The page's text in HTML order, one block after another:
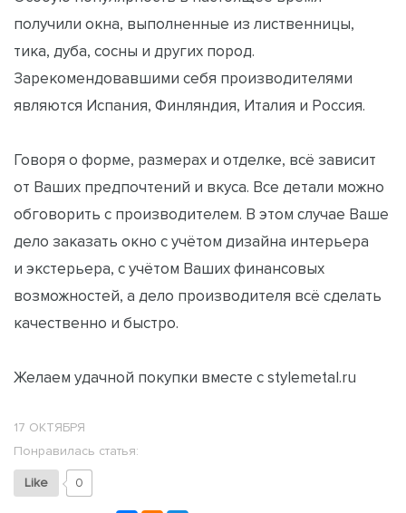
получили окна, выполненные из лиственницы,
тика, дуба, сосны и других пород.
Зарекомендовавшими себя производителями
являются Испания, Финляндия, Италия и Россия.
Говоря о форме, размерах и отделке, всё зависит
от Ваших предпочтений и вкуса. Все детали можно
обговорить с производителем. В этом случае Ваше
дело заказать окно с учётом дизайна интерьера
и экстерьера, с учётом Ваших финансовых
возможностей, а дело производителя всё сделать
качественно и быстро.
Желаем удачной покупки вместе с stylemetal.ru
17 ОКТЯБРЯ
Понравилась статья:
Like 0